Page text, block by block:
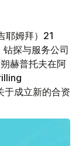
耶姆拜）21
探与服务公司
赫普托夫在阿
成立新的合资